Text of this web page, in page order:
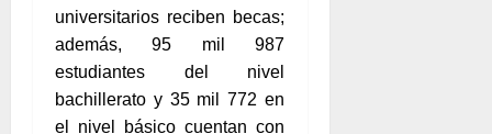
universitarios reciben becas;
además, 95 mil 987
estudiantes del nivel
bachillerato y 35 mil 772 en
el nivel básico cuentan con